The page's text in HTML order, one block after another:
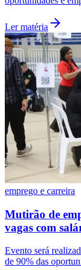
Vasco
Ler matéria
emprego e carreira
Mutirão de
vagas com
Evento será
de 90% das